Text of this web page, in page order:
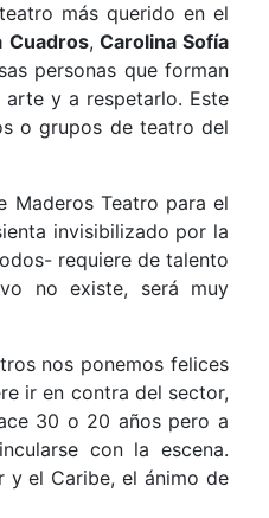
más querido en el
Cuadros,Carolina Sofía
personas que forman
arte y a respetarlo. Este
o grupos de teatro del
Maderos Teatro para el
invisibilizado por la
requiere de talento
no existe, será muy
nos ponemos felices
ir en contra del sector,
30 o 20 años pero a
con la escena.
y el Caribe, el ánimo de